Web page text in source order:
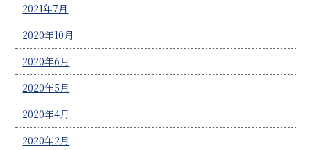
2021年7月
2020年10月
2020年6月
2020年5月
2020年4月
2020年2月